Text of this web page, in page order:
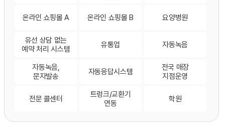
온라인 쇼핑몰 A 온라인 쇼핑몰 B 요양병원
유선 상담 없는
예약 처리 시스템
유통업 자동녹음
자동녹음,
문자발송
자동응답시스템
전국 매장
지점운영
전문 콜센터
트렁크/교환기
연동
학원